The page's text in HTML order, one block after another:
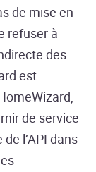
de mise en
refuser à
des
est
de service
l’API dans